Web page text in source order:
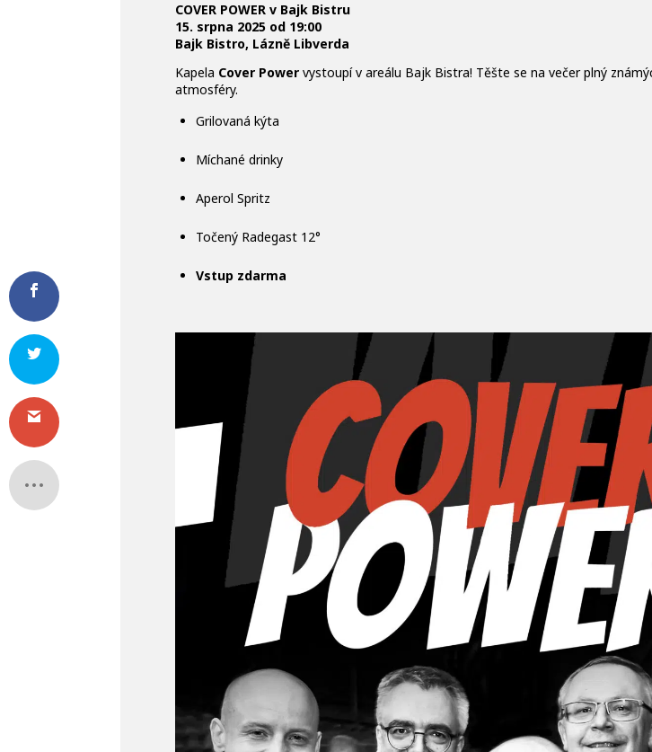
COVER POWER v Bajk Bistru
15. srpna 2025 od 19:00
Bajk Bistro, Lázně Libverda
Kapela Cover Power vystoupí v areálu Bajk Bistra! Těšte se na večer plný
atmosféry.
Grilovaná kýta
Míchané drinky
Aperol Spritz
Točený Radegast 12°
Vstup zdarma